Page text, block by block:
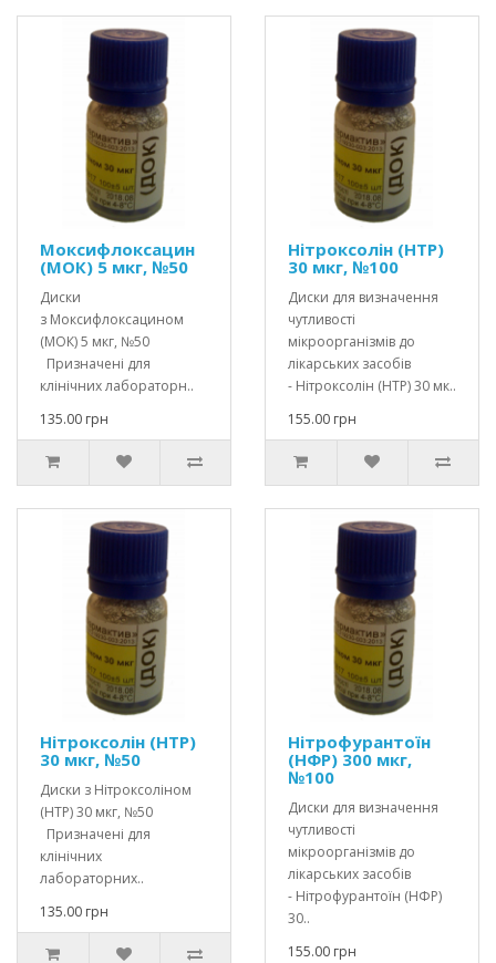
Моксифлоксацин
(МОК) 5 мкг, №50
Диски
з Моксифлоксацином
(МОК) 5 мкг, №50
Призначені для
клінічних лабораторн..
135.00 грн
Нітроксолін (НТР)
30 мкг, №100
Диски для визначення
чутливості
мікроорганізмів до
лікарських засобів
- Нітроксолін (НТР) 30 мк..
155.00 грн
Нітроксолін (НТР)
30 мкг, №50
Диски з Нітроксоліном
(НТР) 30 мкг, №50
Призначені для
клінічних
лабораторних..
135.00 грн
Нітрофурантоїн
(НФР) 300 мкг,
№100
Диски для визначення
чутливості
мікроорганізмів до
лікарських засобів
- Нітрофурантоїн (НФР)
30..
155.00 грн